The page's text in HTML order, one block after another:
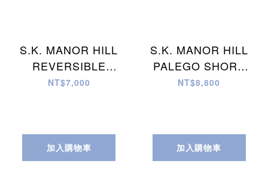
S.K. MANOR HILL
REVERSIBLE
BALL SHORT 短褲
NT$7,000
加入購物車
S.K. MANOR HILL
PALEGO SHORT
短褲
NT$8,800
加入購物車